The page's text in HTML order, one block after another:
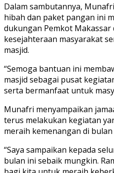
Dalam sambutannya,
hibah dan paket pangan ini
dukungan Pemkot
kesejahteraan masyarakat
masjid.
“Semoga bantuan ini
masjid sebagai pusat
serta bermanfaat untuk
Munafri menyampaikan
terus melakukan kegiatan
meraih kemenangan di bulan
“Saya sampaikan kepada
bulan ini sebaik mungkin.